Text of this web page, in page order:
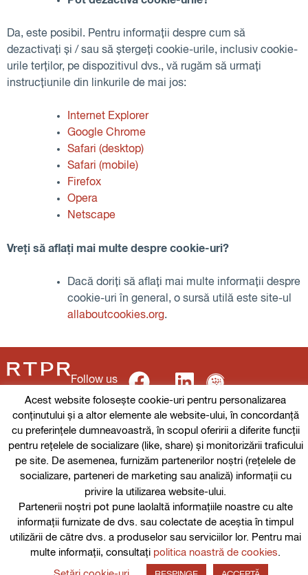
Da, este posibil. Pentru informații despre cum să
dezactivați și / sau să ștergeți cookie-urile, inclusiv cookie-
urile terților, pe dispozitivul dvs., vă rugăm să urmați
instrucțiunile din linkurile de mai jos:
Internet Explorer
Google Chrome
Safari (desktop)
Safari (mobile)
Firefox
Opera
Netscape
Vreți să aflați mai multe despre cookie-uri?
Dacă doriți să aflați mai multe informații despre
cookie-uri în general, o sursă utilă este site-ul
allaboutcookies.org.
Follow us
Termeni și condiții de utilizare
Politica de cookie-uri
Politica de Confidențialitate
© 2026 RTPR
Acest website folosește cookie-uri pentru personalizarea
conținutului și a altor elemente ale website-ului, în concordanță
cu preferințele dumneavoastră, în scopul oferirii a diferite funcții
pentru rețelele de socializare (like, share) și monitorizării traficului
pe site. De asemenea, furnizăm partenerilor noștri (rețelele de
socializare, parteneri de marketing sau analiză) informații cu
privire la utilizarea website-ului.
Partenerii noștri pot pune laolaltă informațiile noastre cu alte
informații furnizate de dvs. sau colectate de aceștia în timpul
utilizării de către dvs. a produselor sau serviciilor lor. Pentru mai
multe informații, consultați politica noastră de cookies.